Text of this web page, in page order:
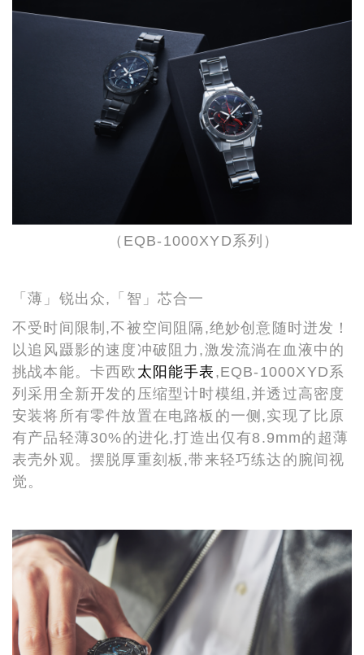
（EQB-1000XYD系列）
「薄」锐出众,「智」芯合一
不受时间限制,不被空间阻隔,绝妙创意随时迸发！
以追风蹑影的速度冲破阻力,激发流淌在血液中的
挑战本能。卡西欧 太阳能手表 ,EQB-1000XYD系
列采用全新开发的压缩型计时模组,并透过高密度
安装将所有零件放置在电路板的一侧,实现了比原
有产品轻薄30%的进化,打造出仅有8.9mm的超薄
表壳外观。摆脱厚重刻板,带来轻巧练达的腕间视
觉。